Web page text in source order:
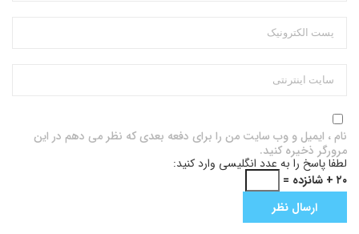
نام ، ایمیل و وب سایت من را برای دفعه بعدی که نظر می دهم در این
مرورگر ذخیره کنید.
لطفا پاسخ را به عدد انگلیسی وارد کنید:
۲۰ + شانزده =